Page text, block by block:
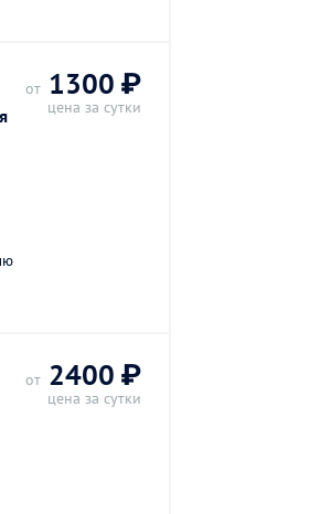
от 1300 ₽
цена за сутки
от 2400 ₽
цена за сутки